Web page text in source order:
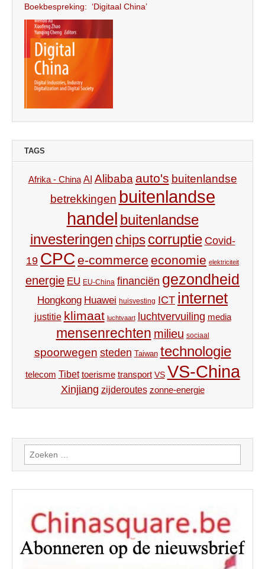
Boekbespreking: ‘Digitaal China’
TAGS
Afrika - China AI Alibaba auto's buitenlandse
betrekkingen buitenlandse
handel buitenlandse
investeringen chips corruptie Covid-
19 CPC e-commerce economie elektriciteit
energie EU EU-China financiën gezondheid
Hongkong Huawei huisvesting ICT internet
justitie klimaat luchtvaart luchtvervuiling media
mensenrechten milieu sociaal
spoorwegen steden Taiwan technologie
telecom Tibet toerisme transport VS VS-China
Xinjiang zijderoutes zonne-energie
Zoeken
naar: